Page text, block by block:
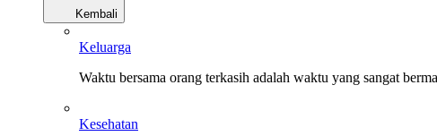
Kembali
Keluarga
Waktu bersama orang terkasih adalah waktu yang sangat
Kesehatan